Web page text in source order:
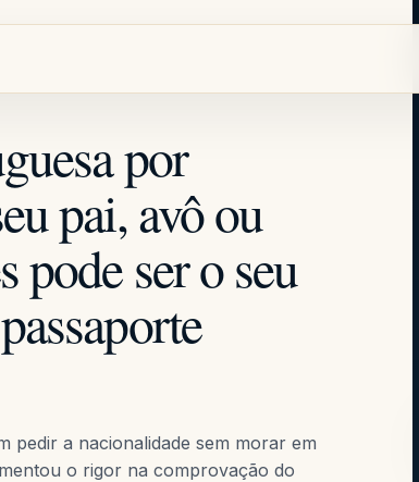
por
pai, avô ou
pode ser o seu
pedir a nacionalidade sem morar em
o rigor na comprovação do